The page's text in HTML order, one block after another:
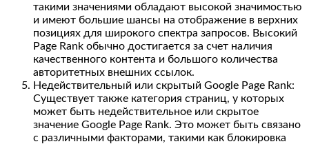
такими значениями обладают высокой значимостью
и имеют большие шансы на отображение в верхних
позициях для широкого спектра запросов. Высокий
Page Rank обычно достигается за счет наличия
качественного контента и большого количества
авторитетных внешних ссылок.
Недействительный или скрытый Google Page Rank:
Существует также категория страниц, у которых
может быть недействительное или скрытое
значение Google Page Rank. Это может быть связано
с различными факторами, такими как блокировка